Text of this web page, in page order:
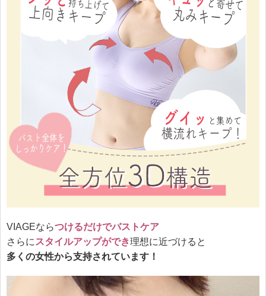
VIAGEならつけるだけでバストケア
さらに スタイルアップができ理想に近づけると
多くの女性から支持されています！